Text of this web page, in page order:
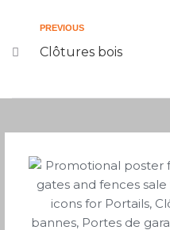
PREVIOUS
Clôtures bois
05 58 43 06 40
2 route de Saubion